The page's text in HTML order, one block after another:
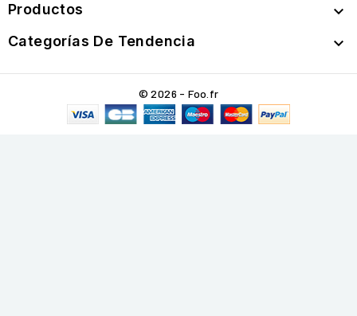
Productos 
Categorías De Tendencia 
© 2026 - Foo.fr